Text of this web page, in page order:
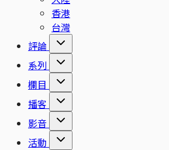
香港
台灣
評論
系列
欄目
播客
影音
活動